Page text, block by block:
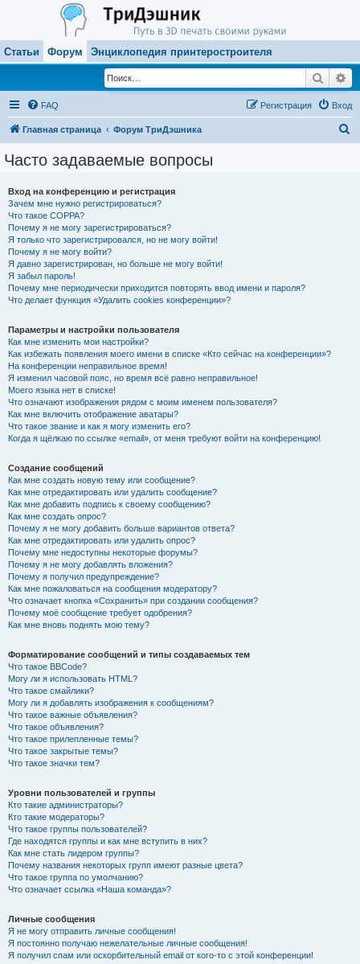
Статьи Форум Энциклопедия принтеростроителя
Поиск
FAQ Вход
Регистрация
Главная страница Форум ТриДэшника
Часто задаваемые вопросы
Вход на конференцию и регистрация
Зачем мне нужно регистрироваться?
Что такое COPPA?
Почему я не могу зарегистрироваться?
Я только что зарегистрировался, но не могу войти!
Почему я не могу войти?
Я давно зарегистрирован, но больше не могу войти!
Я забыл пароль!
Почему мне периодически приходится повторять ввод имени и пароля?
Что делает функция «Удалить cookies конференции»?
Параметры и настройки пользователя
Как мне изменить мои настройки?
Как избежать появления моего имени в списке «Кто сейчас на конференции»?
На конференции неправильное время!
Я изменил часовой пояс, но время всё равно неправильное!
Моего языка нет в списке!
Что означают изображения рядом с моим именем пользователя?
Как мне включить отображение аватары?
Что такое звание и как я могу изменить его?
Когда я щёлкаю по ссылке «email», от меня требуют войти на конференцию!
Создание сообщений
Как мне создать новую тему или сообщение?
Как мне отредактировать или удалить сообщение?
Как мне добавить подпись к своему сообщению?
Как мне создать опрос?
Почему я не могу добавить больше вариантов ответа?
Как мне отредактировать или удалить опрос?
Почему мне недоступны некоторые форумы?
Почему я не могу добавлять вложения?
Почему я получил предупреждение?
Как мне пожаловаться на сообщения модератору?
Что означает кнопка «Сохранить» при создании сообщения?
Почему моё сообщение требует одобрения?
Как мне вновь поднять мою тему?
Форматирование сообщений и типы создаваемых тем
Что такое BBCode?
Могу ли я использовать HTML?
Что такое смайлики?
Могу ли я добавлять изображения к сообщениям?
Что такое важные объявления?
Что такое объявления?
Что такое прилепленные темы?
Что такое закрытые темы?
Что такое значки тем?
Уровни пользователей и группы
Кто такие администраторы?
Кто такие модераторы?
Что такое группы пользователей?
Где находятся группы и как мне вступить в них?
Как мне стать лидером группы?
Почему названия некоторых групп имеют разные цвета?
Что такое группа по умолчанию?
Что означает ссылка «Наша команда»?
Личные сообщения
Я не могу отправить личные сообщения!
Я постоянно получаю нежелательные личные сообщения!
Я получил спам или оскорбительный email от кого-то с этой конференции!